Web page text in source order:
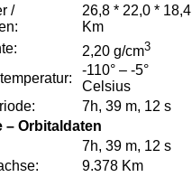
/
26,8 * 22,0 * 18,4
Km
2,20 g/cm3
-110° – -5°
Celsius
7h, 39 m, 12 s
– Orbitaldaten
7h, 39 m, 12 s
9.378 Km